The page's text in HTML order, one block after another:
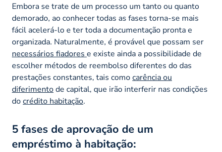
Embora se trate de um processo um tanto ou quanto
demorado, ao conhecer todas as fases torna-se mais
fácil acelerá-lo e ter toda a documentação pronta e
organizada. Naturalmente, é provável que possam ser
necessários fiadores e existe ainda a possibilidade de
escolher métodos de reembolso diferentes do das
prestações constantes, tais comocarência ou
diferimentode capital, que irão interferir nas condições
docrédito habitação.
5 fases de aprovação de um
empréstimo à habitação: